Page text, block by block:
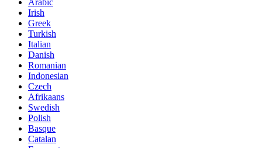
Arabic
Irish
Greek
Turkish
Italian
Danish
Romanian
Indonesian
Czech
Afrikaans
Swedish
Polish
Basque
Catalan